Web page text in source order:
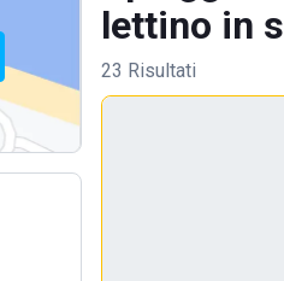
lettino in
23 Risultati